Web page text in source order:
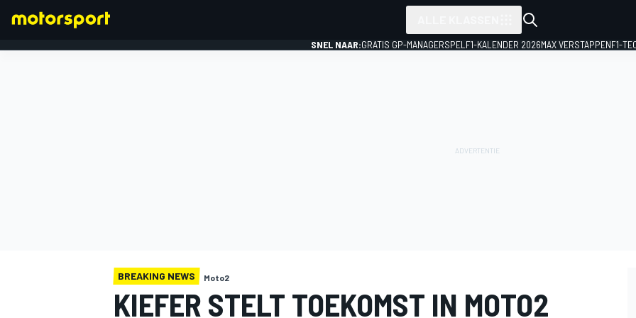
SNEL NAAR:GRATIS GP-MANAGERSPEL F1-KALENDER 2026MAX VERSTAPPENF1-
BREAKING NEWS Moto2
KIEFER STELT TOEKOMST IN MOTO2